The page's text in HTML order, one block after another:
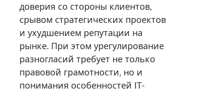
доверия со стороны клиентов,
срывом стратегических проектов
и ухудшением репутации на
рынке. При этом урегулирование
разногласий требует не только
правовой грамотности, но и
понимания особенностей IT-